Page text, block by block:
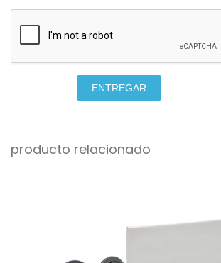
ENTREGAR
producto relacionado